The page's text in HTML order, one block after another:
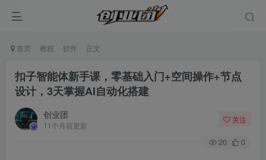
首页 教程 软件 正文
扣子智能体新手课，零基础入门+空间操作+节点
设计，3天掌握AI自动化搭建
创业团
11个月前更新
关注
20 0